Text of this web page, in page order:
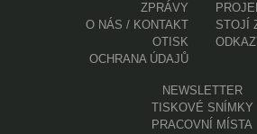
ZPRÁVY
O NÁS / KONTAKT
OTISK
OCHRANA ÚDAJŮ
STOJÍ
NEWSLETTER
TISKOVÉ SNÍMKY
PRACOVNÍ MÍSTA